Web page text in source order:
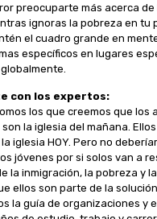
preocuparte más acerca de
ignoras la pobreza en tu
el cuadro grande en
específicos en lugares
con los expertos:
los que creemos que los
la iglesia del mañana.
iglesia HOY. Pero no
jóvenes por si solos van a
la inmigración, la pobreza y
ellos son parte de la
la guía de organizaciones y